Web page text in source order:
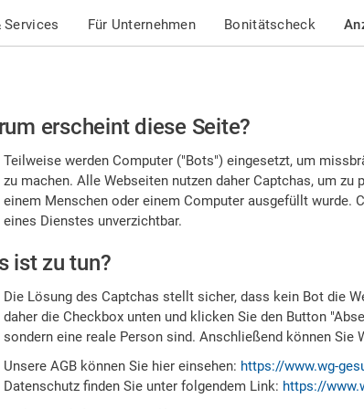
Services Für Unternehmen Bonitätscheck
erscheint diese Seite?
Teilweise werden Computer ("Bots") eingesetzt, um
zu machen. Alle Webseiten nutzen daher Captchas, um
einem Menschen oder einem Computer ausgefüllt wurde.
eines Dienstes unverzichtbar.
ist zu tun?
Die Lösung des Captchas stellt sicher, dass kein Bot die
daher die Checkbox unten und klicken Sie den Button
sondern eine reale Person sind. Anschließend können Sie
Unsere AGB können Sie hier einsehen: https://www.wg-
Datenschutz finden Sie unter folgendem Link: https://